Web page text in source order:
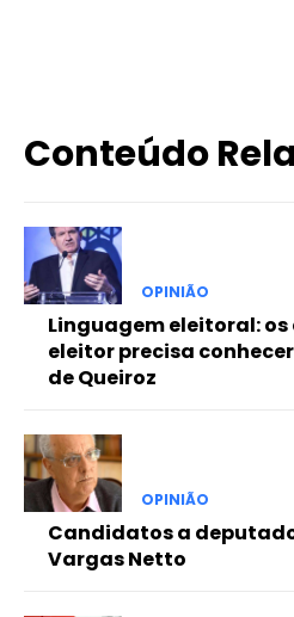
Conteúdo
OPINIÃO
Linguagem eleitoral:
eleitor precisa
de Queiroz
OPINIÃO
Candidatos a
Vargas Netto